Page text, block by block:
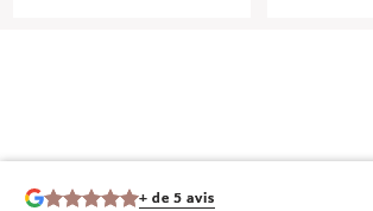
+ de 5 avis